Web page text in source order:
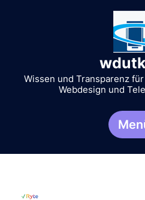
Wissen und Transparenz
Webdesign und